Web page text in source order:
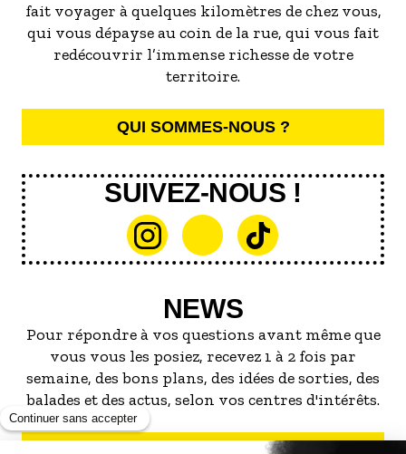
fait voyager à quelques kilomètres de chez vous,
qui vous dépayse au coin de la rue, qui vous fait
redécouvrir l’immense richesse de votre
territoire.
QUI SOMMES-NOUS ?
SUIVEZ-NOUS !
NEWS
Pour répondre à vos questions avant même que
vous vous les posiez, recevez 1 à 2 fois par
semaine, des bons plans, des idées de sorties, des
balades et des actus, selon vos centres d'intérêts.
S'INSCRIRE À LA NEWSLETTER